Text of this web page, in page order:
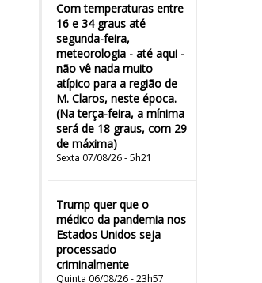
Com temperaturas entre
16 e 34 graus até
segunda-feira,
meteorologia - até aqui -
não vê nada muito
atípico para a região de
M. Claros, neste época.
(Na terça-feira, a mínima
será de 18 graus, com 29
de máxima)
Sexta 07/08/26 - 5h21
Trump quer que o
médico da pandemia nos
Estados Unidos seja
processado
criminalmente
Quinta 06/08/26 - 23h57